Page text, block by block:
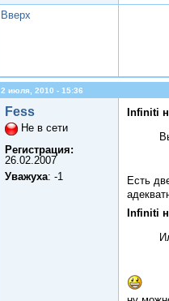
Вверх
2 июля, 2010 - 15:36
Fess
Не в сети
Регистрация:
26.02.2007
Уважуха: -1
Infiniti
Есть
Infiniti